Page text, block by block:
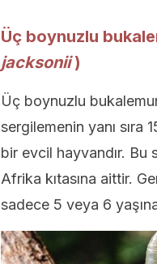
Üç boynuzlu
jacksonii)
Üç boynuzlu
sergilemenin yanı
bir evcil hayvandır. Bu
Afrika kıtasına aittir.
sadece 5 veya 6